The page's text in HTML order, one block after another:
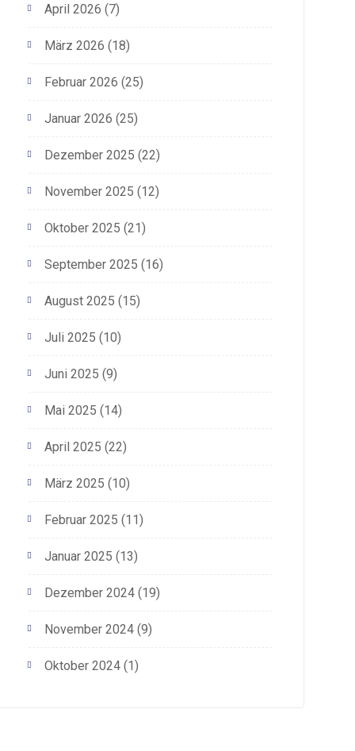
April 2026 (7)
März 2026 (18)
Februar 2026 (25)
Januar 2026 (25)
Dezember 2025 (22)
November 2025 (12)
Oktober 2025 (21)
September 2025 (16)
August 2025 (15)
Juli 2025 (10)
Juni 2025 (9)
Mai 2025 (14)
April 2025 (22)
März 2025 (10)
Februar 2025 (11)
Januar 2025 (13)
Dezember 2024(19)
November 2024(9)
Oktober 2024(1)